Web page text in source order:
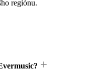
regiónu.